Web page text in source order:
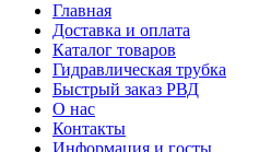
Главная
Доставка и оплата
Каталог товаров
Гидравлическая трубка
Быстрый заказ РВД
О нас
Контакты